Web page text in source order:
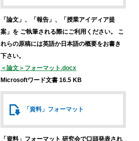
「論文」、「報告」、「授業アイディア提
案」を ご執筆される際にご利用ください。
こ
れらの原稿には英語か日本語の概要をお書き
下さい。
＜論文＞フォーマット.docx
Microsoftワード文書 16.5 KB
「資料」 フォーマット
「資料」フォーマット 研究会で口頭発表され